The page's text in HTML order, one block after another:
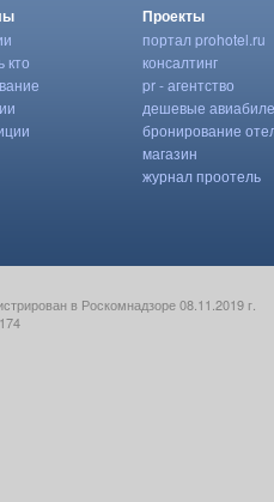
кто
Проекты
портал prohotel.ru
консалтинг
pr - агентство
дешевые
бронирование
магазин
журнал проотель
в Роскомнадзоре 08.11.2019 г.